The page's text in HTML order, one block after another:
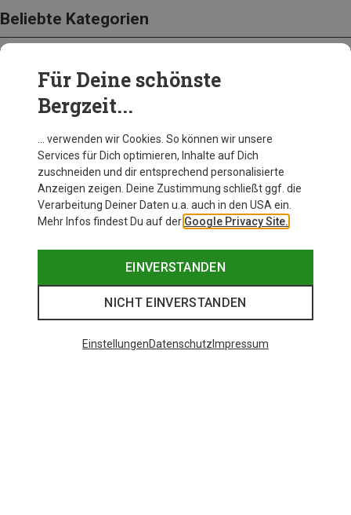
Beliebte Kategorien
BEKLEIDUNG
Für Deine schönste
Bergzeit...
… verwenden wir Cookies. So können wir unsere
Services für Dich optimieren, Inhalte auf Dich
zuschneiden und dir entsprechend personalisierte
Anzeigen zeigen. Deine Zustimmung schließt ggf. die
Verarbeitung Deiner Daten u.a. auch in den USA ein.
Mehr Infos findest Du auf der Google Privacy Site.
EINVERSTANDEN
NICHT EINVERSTANDEN
EinstellungenDatenschutz Impressum